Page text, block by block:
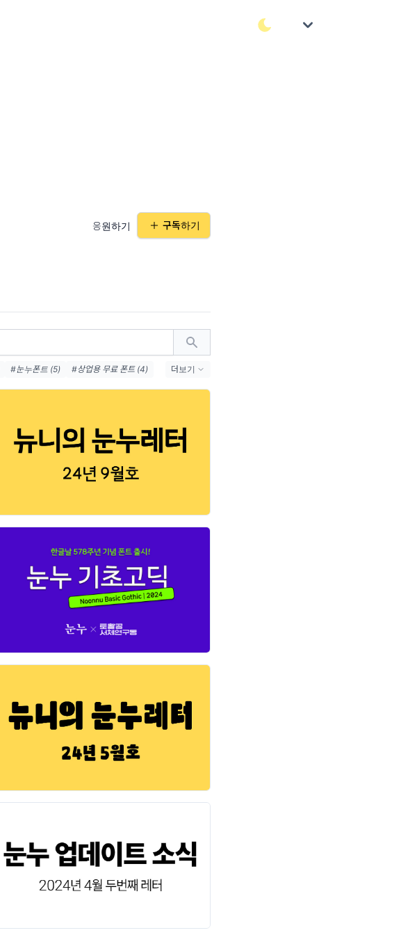
응원하기 구독하기
#눈누폰트 (5)
#상업용 무료 폰트 (4)
더보기